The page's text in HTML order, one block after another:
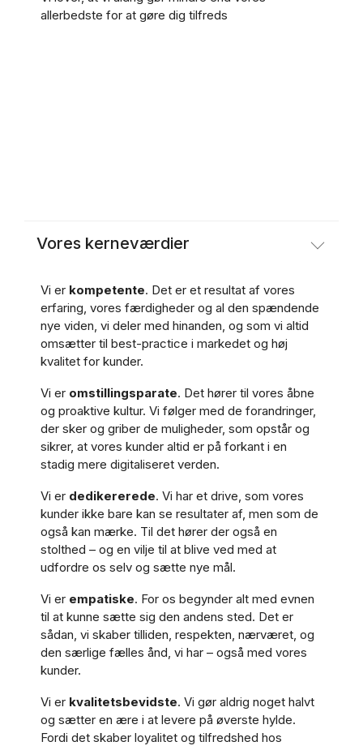
allerbedste for at gøre dig tilfreds
Vores kerneværdier
Vi er kompetente. Det er et resultat af vores
erfaring, vores færdigheder og al den spændende
nye viden, vi deler med hinanden, og som vi altid
omsætter til best-practice i markedet og høj
kvalitet for kunder.
Vi er omstillingsparate. Det hører til vores åbne
og proaktive kultur. Vi følger med de forandringer,
der sker og griber de muligheder, som opstår og
sikrer, at vores kunder altid er på forkant i en
stadig mere digitaliseret verden.
Vi er dedikererede. Vi har et drive, som vores
kunder ikke bare kan se resultater af, men som de
også kan mærke. Til det hører der også en
stolthed – og en vilje til at blive ved med at
udfordre os selv og sætte nye mål.
Vi er empatiske. For os begynder alt med evnen
til at kunne sætte sig den andens sted. Det er
sådan, vi skaber tilliden, respekten, nærværet, og
den særlige fælles ånd, vi har – også med vores
kunder.
Vi er kvalitetsbevidste. Vi gør aldrig noget halvt
og sætter en ære i at levere på øverste hylde.
Fordi det skaber loyalitet og tilfredshed hos